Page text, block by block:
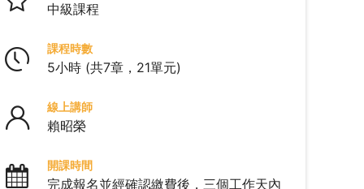
條件判斷
重複執行－while 迴圈
重複執行－for 迴圈
字元與編碼 12:40
中級課程
課程時數
5小時 (共7章，21單元)
線上講師
賴昭榮
開課時間
完成報名並經確認繳費後，三個工作天內